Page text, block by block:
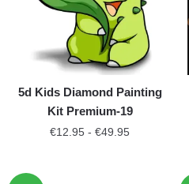
5d Kids Diamond Painting
Kit Premium-19
€12.95 - €49.95